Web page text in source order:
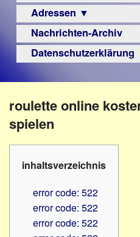
Urteile
Sehbehinderung
Frühförderung
Schule
–
Beruf
Senioren
PC
Adressen ▼
Augenoptiker
Berufsbildungswerke
Hörbüchereien
Reha-
Lehrer
Schulen
Nachrichten-Archiv
Datenschutzerklärung
roulette online
spielen
inhaltsverzeichnis
error code: 522
error code: 522
error code: 522